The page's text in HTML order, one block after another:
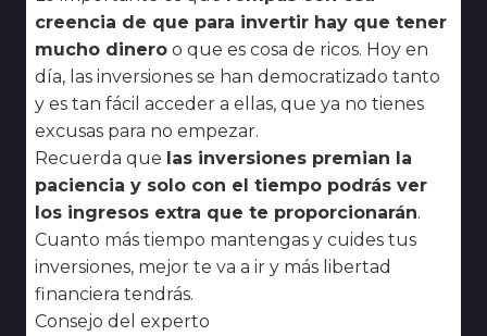
creencia de que para invertir hay que tener
mucho dinero o que es cosa de ricos. Hoy en
día, las inversiones se han democratizado tanto
y es tan fácil acceder a ellas, que ya no tienes
excusas para no empezar.
Recuerda que las inversiones premian la
paciencia y solo con el tiempo podrás ver
los ingresos extra que te proporcionarán.
Cuanto más tiempo mantengas y cuides tus
inversiones, mejor te va a ir y más libertad
financiera tendrás.
Consejo del experto